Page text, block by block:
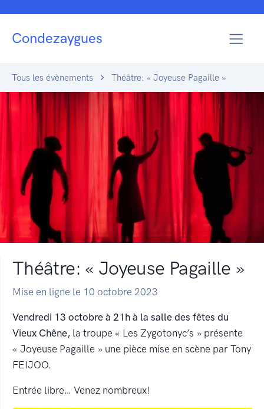
Condezaygues
Tous les évènements Théâtre: « Joyeuse Pagaille »
Théâtre: « Joyeuse Pagaille »
Mise en ligne le 10 octobre 2023
Vendredi 13 octobre à 21h à la salle des fêtes du
Vieux Chêne, la troupe « Les Zygotonyc’s » présente
« Joyeuse Pagaille » une pièce mise en scène par Tony
FEIJOO.
Entrée libre… Venez nombreux!